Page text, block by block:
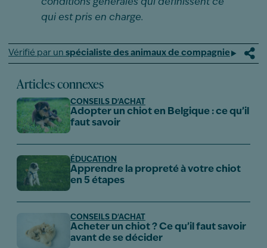
conditions générales qui définissent ce
qui est pris en charge.
Vérifié par un spécialiste des animaux de compagnie
Articles connexes
CONSEILS D'ACHAT
Adopter un chiot en Belgique : ce qu’il
faut savoir
ÉDUCATION
Apprendre la propreté à votre chiot
en 5 étapes
CONSEILS D'ACHAT
Acheter un chiot ? Ce qu’il faut savoir
avant de se décider